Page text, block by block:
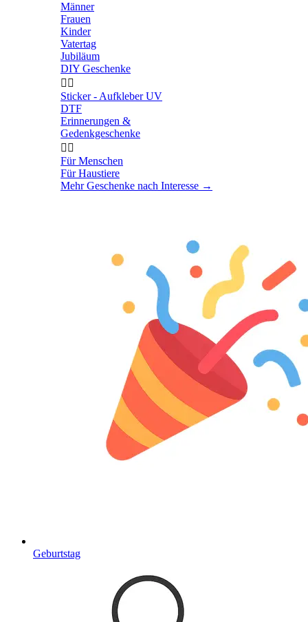
Männer
Frauen
Kinder
Vatertag
Jubiläum
DIY Geschenke
 
Sticker - Aufkleber UV
DTF
Erinnerungen &
Gedenkgeschenke
 
Für Menschen
Für Haustiere
Mehr Geschenke nach Interesse →
Geburtstag